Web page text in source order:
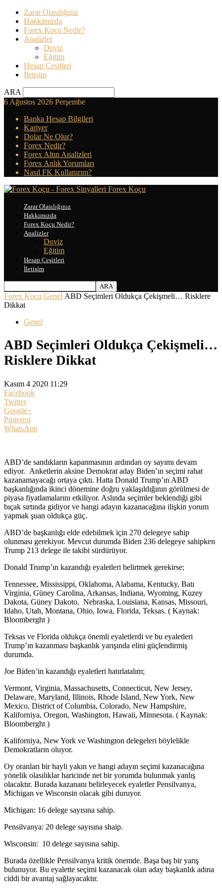
Zarar Olasılığınız
Hakkımızda
Forex Koçu Nedir?
Analizler
Doviz
Eğitim
Hesap Çeşitleri
İletişim
ARA
6 Ağustos 2026 Perşembe
Banka Hesap Bilgileri
Kariyer
Dolar Ne Olur?
Forex Nedir?
Forex Altın Analizleri
Forex Anlık Yorumları
Nasıl FK Kullanırım?
Forex Koçu
Zarar Olasılığınız
Hakkımızda
Forex Koçu Nedir?
Analizler
Doviz
Eğitim
Hesap Çeşitleri
İletişim
Forex Koçu Genel ABD Seçimleri Oldukça Çekişmeli… Risklere
Dikkat
Genel
ABD Seçimleri Oldukça Çekişmeli…
Risklere Dikkat
Kasım 4 2020 11:29
Facebook
Twitter
Google+
Pinterest
WhatsApp
ABD’de sandıkların kapanmasının ardından oy sayımı devam
ediyor. Anketlerin aksine Demokrat aday Biden’ın seçimi rahat
kazanamayacağı ortaya çıktı. Hatta Donald Trump’ın ABD
başkanlığında ikinci dönemine doğru yaklaşıldığının görülmesi de
piyasa fiyatlamalarını etkiliyor. Aslında seçimler beklendiği gibi
bıçak sırtında gidiyor ve hangi adayın kazanacağına ilişkin yorum
yapmak şuan oldukça güç.
ABD’de başkanlığı elde edebilmek için 270 delegeye sahip
olunması gerekiyor. Mevcut durumda Biden 236 delegeye sahipken
Trump 213 delege ile takibi sürdürüyor.
Donald Trump’ın kazandığı eyaletleri belirtmek gerekirse;
Tennessee, Mississippi, Oklahoma, Alabama, Kentucky, Batı
Virginia, Güney Carolina, Arkansas, Indiana, Wyoming, Kuzey
Dakota, Güney Dakoto, Nebraska, Louisiana, Kansas, Missouri,
Idaho, Utah, Montana, Ohio, Iowa, Florida, Teksas. ( Kaynak:
Bloomberght )
Teksas ve Florida oldukça önemli eyaletlerdi ve bu eyaletleri
Trump’ın kazanması başkanlık yarışında elini güçlendirmiş
durumda.
Joe Biden’in kazandığı eyaletleri hatırlatalım;
Vermont, Virginia, Massachusetts, Connecticut, New Jersey,
Delaware, Maryland, Illinois, Rhode Island, New York, New
Mexico, District of Columbia, Colorado, New Hampshire,
Kaliforniya, Oregon, Washington, Hawaii, Minnesota. ( Kaynak:
Bloomberght )
Kaliforniya, New York ve Washington delegeleri böylelikle
Demokratların oluyor.
Oy oranları bir hayli yakın ve hangi adayın seçimi kazanacağına
yönelik olasılıklar haricinde net bir yorumda bulunmak yanlış
olacaktır. Burada kazananı belirleyecek eyaletler Pensilvanya,
Michigan ve Wisconsin olacak gibi duruyor.
Michigan: 16 delege sayısına sahip.
Pensilvanya: 20 delege sayısına shaip.
Wisconsin: 10 delege sayısına sahip.
Burada özellikle Pensilvanya kritik önemde. Başa baş bir yarış
bulunuyor. Bu eyalette seçimi kazanacak olan aday başkanlık adına
ciddi bir avantaj sağlayacaktır.